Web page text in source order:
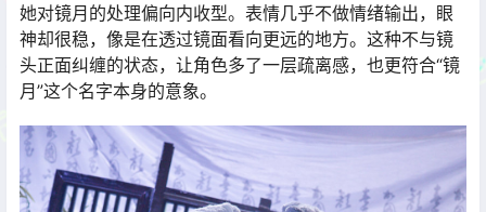
她对镜月的处理偏向内收型。表情几乎不做情绪输出，眼
神却很稳，像是在透过镜面看向更远的地方。这种不与镜
头正面纠缠的状态，让角色多了一层疏离感，也更符合“镜
月”这个名字本身的意象。